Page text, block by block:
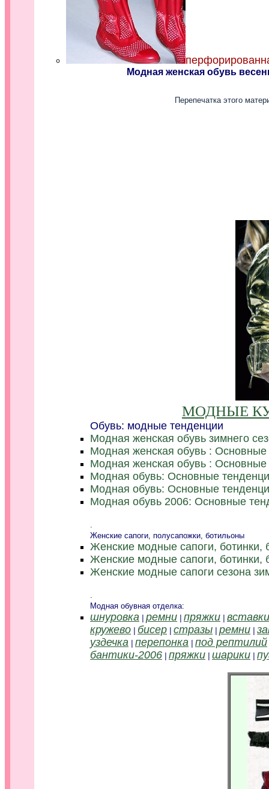
Модная женская обувь
Перепечатка этого
МОДНЫЕ
Обувь: модные тенденции
Модная женская обувь зимнего
Модная женская обувь :
Модная женская обувь : Основные
Модная обувь: Основные
Модная обувь: Основные
Модная обувь 2006: Основные
.
Женские сапоги, полусапожки, ботильоны
Женские модные сапоги, ботинки,
Женские модные сапоги, ботинки,
Женские модные сапоги сезона
.
Модная обувная отделка:
шнуровка ремни пряжки
кружево бисер стразы ремни
уздечка перепонка под рептилий
бантики-2006 пряжки шарики